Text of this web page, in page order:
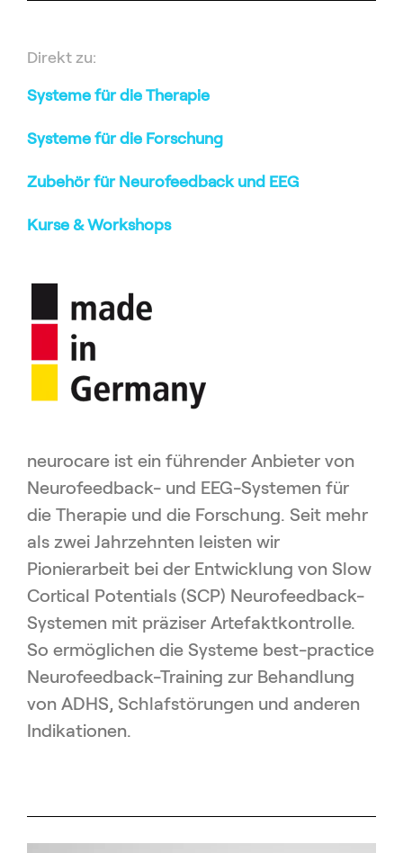
Direkt zu:
Systeme für die Therapie
Systeme für die Forschung
Zubehör für Neurofeedback und EEG
Kurse & Workshops
neurocare ist ein führender Anbieter von
Neurofeedback- und EEG-Systemen für
die Therapie und die Forschung. Seit mehr
als zwei Jahrzehnten leisten wir
Pionierarbeit bei der Entwicklung von Slow
Cortical Potentials (SCP) Neurofeedback-
Systemen mit präziser Artefaktkontrolle.
So ermöglichen die Systeme best-practice
Neurofeedback-Training zur Behandlung
von ADHS, Schlafstörungen und anderen
Indikationen.